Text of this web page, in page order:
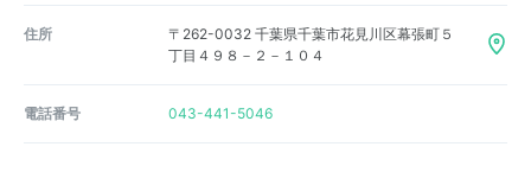
住所
〒262-0032 千葉県千葉市花見川区幕張町５
丁目４９８－２－１０４
電話番号 043-441-5046